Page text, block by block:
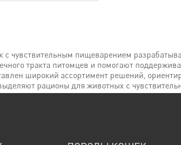
с чувствительным пищеварением
тракта питомцев и помогают
широкий ассортимент решений,
рационы для животных с